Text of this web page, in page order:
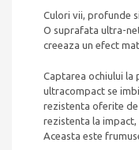
Culori vii, profunde
O suprafata ultra-
creeaza un efect
Captarea ochiului la
ultracompact se
rezistenta oferite
rezistenta la impact,
Aceasta este